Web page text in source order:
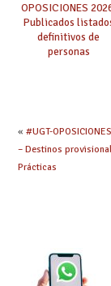
OPOSICIONES
Publicados
definitivos de
personas
« #UGT-
– Destinos
Prácticas